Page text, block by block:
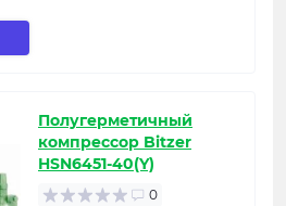
Полугерметичный
компрессор Bitzer
HSN6451-40(Y)
0